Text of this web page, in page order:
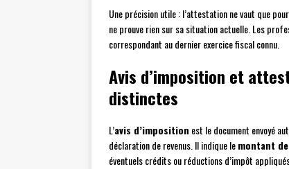
Une précision utile : l’attestation ne vaut que
ne prouve rien sur sa situation actuelle. Les
correspondant au dernier exercice fiscal connu.
Avis d’imposition et
distinctes
L’avis d’imposition est le document envoyé
déclaration de revenus. Il indique lemontant
éventuels crédits ou réductions d’impôt